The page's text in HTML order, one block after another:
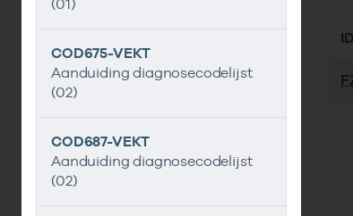
(01)
COD675-VEKT
Aanduiding diagnosecodelijst
(02)
COD687-VEKT
Aanduiding diagnosecodelijst
(02)
ID